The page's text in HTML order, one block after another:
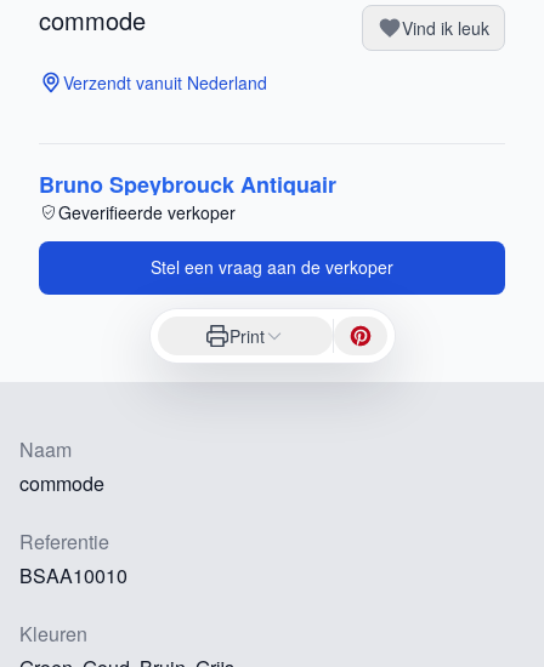
commode Vind ik leuk
Verzendt vanuit Nederland
Bruno Speybrouck Antiquair
Geverifieerde verkoper
Stel een vraag aan de verkoper
Print
Naam
commode
Referentie
BSAA10010
Kleuren